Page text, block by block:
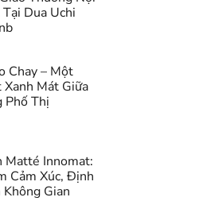
Dua Uchi
Chay – Một
Xanh Mát Giữa
Phố Thị
Matté Innomat:
Cảm Xúc, Định
Không Gian